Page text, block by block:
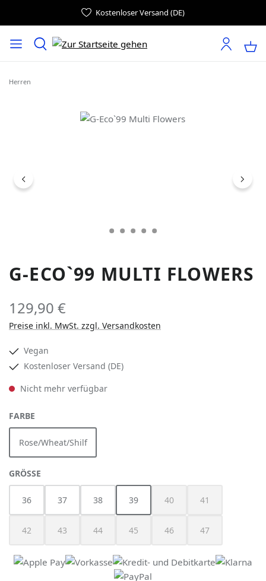
Kostenloser Versand (DE)
Herren
Bildergalerie überspringen
G-ECO`99 MULTI FLOWERS
129,90 €
Preise inkl. MwSt. zzgl. Versandkosten
Vegan
Kostenloser Versand (DE)
Nicht mehr verfügbar
FARBE
Rose/Wheat/Shilf
(Diese Option ist zurzeit nicht verfügbar.)
GRÖSSE
36 37 38 39
(Diese Option ist zurzeit nicht
40
(Diese Option ist zurzeit
41
(Diese Option ist
42
(Diese Option ist zurzeit nicht verfügbar.)
43
(Diese Option ist zurzeit nicht verfügbar.)
44
(Diese Option ist zurzeit nicht verfügbar.)
45
(Diese Option ist zurzeit nicht
46
(Diese Option ist zurzeit
47
(Diese Option ist